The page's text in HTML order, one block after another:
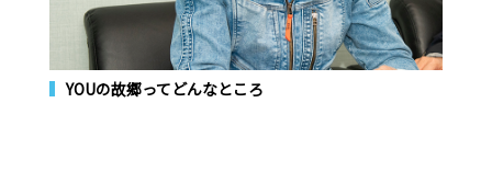
YOUの故郷ってどんなところ